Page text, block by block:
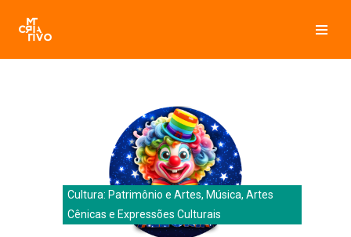
Pular
para
Cultura: Patrimônio e Artes, Música, Artes
Cênicas e Expressões Culturais